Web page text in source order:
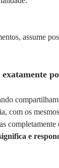
assume
com os
completamente
e